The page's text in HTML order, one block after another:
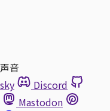
音
Discord
Mastodon